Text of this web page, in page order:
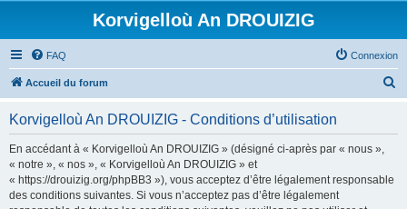
Korvigelloù An DROUIZIG
FAQ Connexion
Accueil du forum
Korvigelloù An DROUIZIG - Conditions d’utilisation
En accédant à « Korvigelloù An DROUIZIG » (désigné ci-après par « nous »,
« notre », « nos », « Korvigelloù An DROUIZIG » et
« https://drouizig.org/phpBB3 »), vous acceptez d’être légalement responsable
des conditions suivantes. Si vous n’acceptez pas d’être légalement